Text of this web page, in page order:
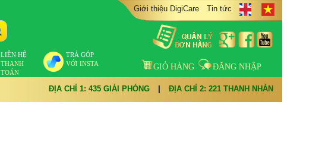
LIÊN HỆ
THANH
TOÁN
TRẢ GÓP
VỚI INSTA
Giới thiệu DigiCare Tin tức
GIỎ HÀNG ĐĂNG NHẬP
ĐỊA CHỈ 1: 435 GIẢI PHÓNG ĐỊA CHỈ 2: 221 THANH NHÀN